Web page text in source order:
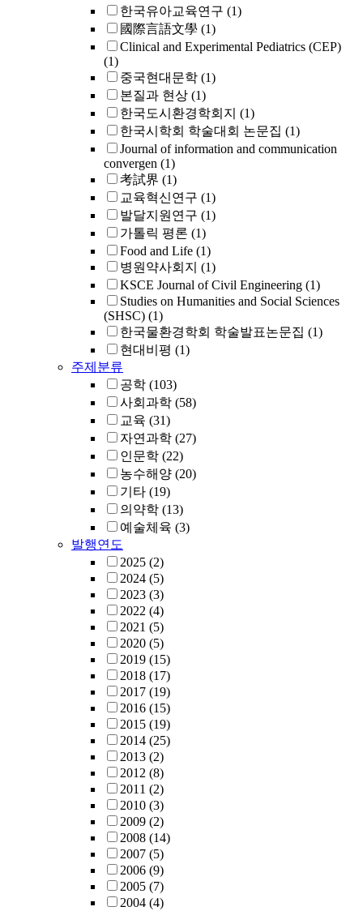
한국유아교육연구 (1)
國際言語文學 (1)
Clinical and Experimental Pediatrics (CEP)
(1)
중국현대문학 (1)
본질과 현상 (1)
한국도시환경학회지 (1)
한국시학회 학술대회 논문집 (1)
Journal of information and communication
convergen (1)
考試界 (1)
교육혁신연구 (1)
발달지원연구 (1)
가톨릭 평론 (1)
Food and Life (1)
병원약사회지 (1)
KSCE Journal of Civil Engineering (1)
Studies on Humanities and Social Sciences
(SHSC) (1)
한국물환경학회 학술발표논문집 (1)
현대비평 (1)
주제분류
공학 (103)
사회과학 (58)
교육 (31)
자연과학 (27)
인문학 (22)
농수해양 (20)
기타 (19)
의약학 (13)
예술체육 (3)
발행연도
2025 (2)
2024 (5)
2023 (3)
2022 (4)
2021 (5)
2020 (5)
2019 (15)
2018 (17)
2017 (19)
2016 (15)
2015 (19)
2014 (25)
2013 (2)
2012 (8)
2011 (2)
2010 (3)
2009 (2)
2008 (14)
2007 (5)
2006 (9)
2005 (7)
2004 (4)